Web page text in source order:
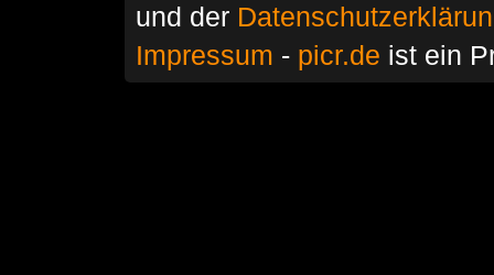
und der
Impressum - picr.de ist ein